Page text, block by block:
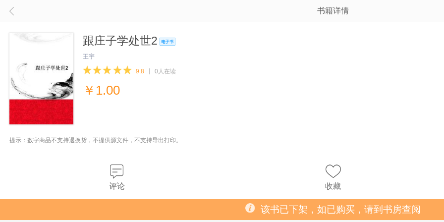
书籍详情
跟庄子学处世2
王宇
9.8 0人在读
￥ 1.00
提示：数字商品不支持退换货，不提供源文件，不支持导出打印。
评论 收藏
该书已下架，如已购买，请到书房查阅